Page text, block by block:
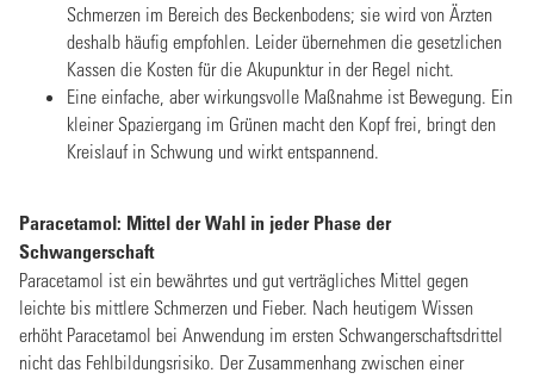
Schmerzen im Bereich des Beckenbodens; sie wird von Ärzten
deshalb häufig empfohlen. Leider übernehmen die gesetzlichen
Kassen die Kosten für die Akupunktur in der Regel nicht.
Eine einfache, aber wirkungsvolle Maßnahme ist Bewegung. Ein
kleiner Spaziergang im Grünen macht den Kopf frei, bringt den
Kreislauf in Schwung und wirkt entspannend.
Paracetamol: Mittel der Wahl in jeder Phase der
Schwangerschaft
Paracetamol ist ein bewährtes und gut verträgliches Mittel gegen
leichte bis mittlere Schmerzen und Fieber. Nach heutigem Wissen
erhöht Paracetamol bei Anwendung im ersten Schwangerschaftsdrittel
nicht das Fehlbildungsrisiko. Der Zusammenhang zwischen einer